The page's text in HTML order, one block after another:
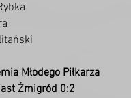
Młodego Piłkarza
Żmigród 0:2